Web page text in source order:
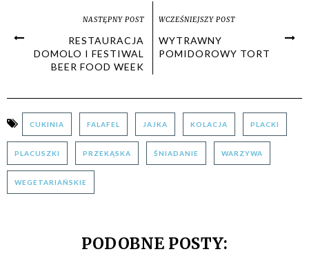
NASTĘPNY POST
RESTAURACJA
DOMOLO I FESTIWAL
BEER FOOD WEEK
WCZEŚNIEJSZY POST
WYTRAWNY
POMIDOROWY TORT
CUKINIA FALAFEL JAJKA KOLACJA PLACKI
PLACUSZKI PRZEKĄSKA ŚNIADANIE WARZYWA
WEGETARIAŃSKIE
PODOBNE POSTY: